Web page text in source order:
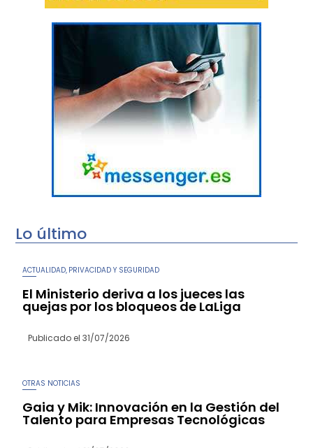
Lo último
ACTUALIDAD PRIVACIDAD Y SEGURIDAD
El Ministerio deriva a los jueces las
quejas por los bloqueos de LaLiga
Publicado el 31/07/2026
OTRAS NOTICIAS
Gaia y Mik: Innovación en la Gestión del
Talento para Empresas Tecnológicas